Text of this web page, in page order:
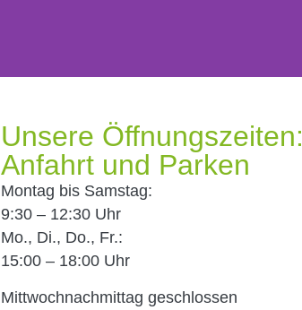
Unsere Öffnungszeiten:
Anfahrt und Parken
Montag bis Samstag:
9:30 – 12:30 Uhr
Mo., Di., Do., Fr.:
15:00 – 18:00 Uhr
Mittwochnachmittag geschlossen